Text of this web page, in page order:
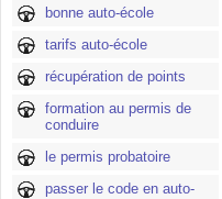
bonne auto-école
tarifs auto-école
récupération de points
formation au permis de
conduire
le permis probatoire
passer le code en auto-